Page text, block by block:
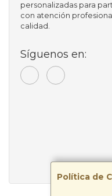
Política de
personalizadas para
con atención
calidad.
Síguenos en: